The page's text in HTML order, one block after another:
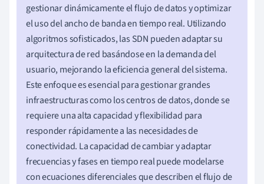
gestionar dinámicamente el flujo de datos y optimizar
el uso del ancho de banda en tiempo real. Utilizando
algoritmos sofisticados, las SDN pueden adaptar su
arquitectura de red basándose en la demanda del
usuario, mejorando la eficiencia general del sistema.
Este enfoque es esencial para gestionar grandes
infraestructuras como los centros de datos, donde se
requiere una alta capacidad y flexibilidad para
responder rápidamente a las necesidades de
conectividad. La capacidad de cambiar y adaptar
frecuencias y fases en tiempo real puede modelarse
con ecuaciones diferenciales que describen el flujo de